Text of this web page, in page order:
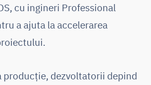
cu ingineri Professional
a ajuta la accelerarea
producție, dezvoltatorii depind